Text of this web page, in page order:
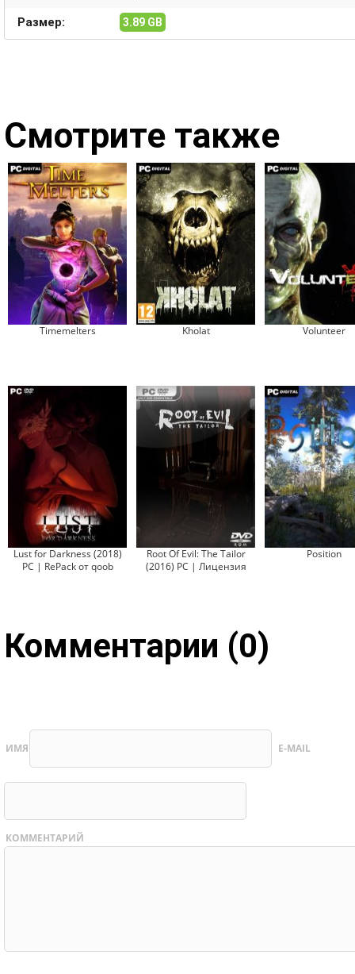
Размер: 3.89 GB
Смотрите также
Timemelters Kholat Volunteer
Lust for Darkness (2018)
PC | RePack от qoob
Root Of Evil: The Tailor
(2016) PC | Лицензия
Position
Комментарии (0)
ИМЯ E-MAIL
КОММЕНТАРИЙ